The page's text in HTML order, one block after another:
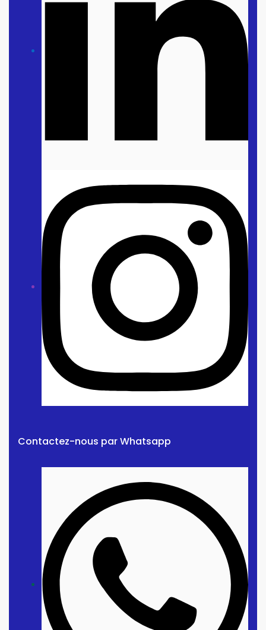
Contactez-nous par Whatsapp